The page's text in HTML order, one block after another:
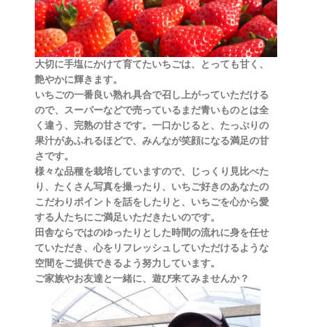
大切に手塩にかけて育てたいちごは、とっても甘く、
艶やかに輝きます。
いちごの一番良い熟れ具合で召し上がっていただける
ので、スーパーなどで売っているまだ青いものとは全
く違う、完熟の甘さです。一口かじると、たっぷりの
果汁があふれるほどで、みんなが笑顔になる満足の甘
さです。
様々な品種を栽培していますので、じっくり見比べた
り、たくさん写真を撮ったり、いちご好きのあなたの
こだわりポイントを話をしたりと、いちごを心から愛
する人たちにご満足いただきたいのです。
田舎ならではのゆったりとした時間の流れに身を任せ
ていただき、心をリフレッシュしていただけるような
空間をご提供できるよう努力しています。
ご家族やお友達と一緒に、遊び来てみませんか？